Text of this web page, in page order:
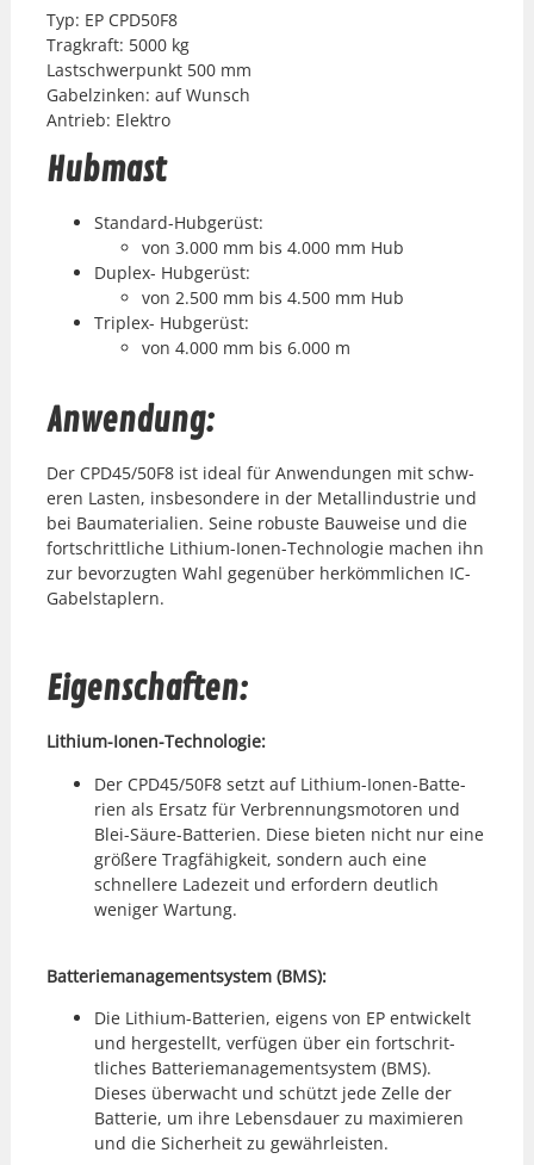
Typ: EP CPD50F8
Tragkraft: 5000 kg
Lastschw­er­punkt 500 mm
Gabelzinken: auf Wun­sch
Antrieb: Elek­tro
Hubmast
Stan­dard-Hubgerüst:
von 3.000 mm bis 4.000 mm Hub
Duplex- Hubgerüst:
von 2.500 mm bis 4.500 mm Hub
Triplex- Hubgerüst:
von 4.000 mm bis 6.000 m
Anwendung:
Der CPD45/50F8 ist ide­al für Anwen­dun­gen mit schw­
eren Las­ten, ins­beson­dere in der Met­allindus­trie und
bei Bau­ma­te­ri­alien. Seine robuste Bauweise und die
fortschrit­tliche Lithi­um-Ionen-Tech­nolo­gie machen ihn
zur bevorzugten Wahl gegenüber herkömm­lichen IC-
Gabel­sta­plern.
Eigenschaften:
Lithi­um-Ionen-Tech­nolo­gie:
Der CPD45/50F8 set­zt auf Lithi­um-Ionen-Bat­te­
rien als Ersatz für Ver­bren­nungsmo­toren und
Blei-Säure-Bat­te­rien. Diese bieten nicht nur eine
größere Tragfähigkeit, son­dern auch eine
schnellere Ladezeit und erfordern deut­lich
weniger Wartung.
Bat­terie­m­an­age­mentsys­tem (BMS):
Die Lithi­um-Bat­te­rien, eigens von EP entwick­elt
und hergestellt, ver­fü­gen über ein fortschrit­
tlich­es Bat­terie­m­an­age­mentsys­tem (BMS).
Dieses überwacht und schützt jede Zelle der
Bat­terie, um ihre Lebens­dauer zu max­imieren
und die Sicher­heit zu gewährleis­ten.